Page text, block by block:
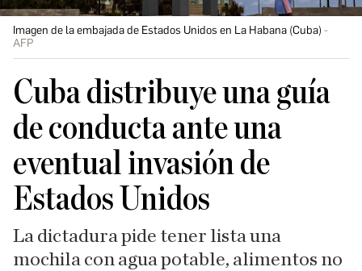
Imagen de la embajada de Estados Unidos en La Habana (Cuba)
AFP
Cuba distribuye una guía
de conducta ante una
eventual invasión de
Estados Unidos
La dictadura pide tener lista una
mochila con agua potable, alimentos no